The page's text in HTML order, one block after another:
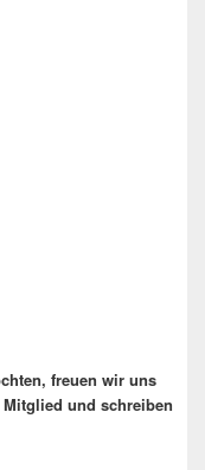
freuen wir uns
und schreiben